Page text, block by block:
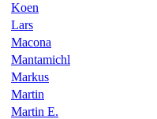
Koen
Lars
Macona
Mantamichl
Markus
Martin
Martin E.